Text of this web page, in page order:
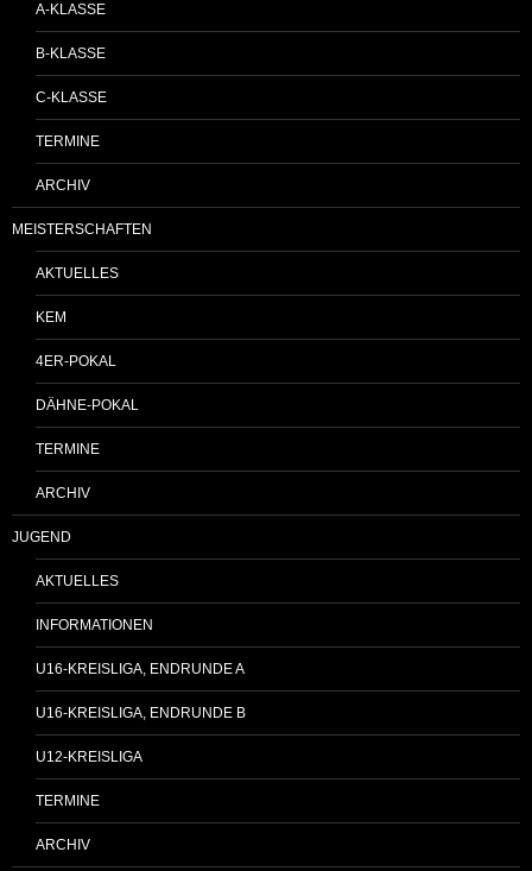
A-KLASSE
B-KLASSE
C-KLASSE
TERMINE
ARCHIV
MEISTERSCHAFTEN
AKTUELLES
KEM
4ER-POKAL
DÄHNE-POKAL
TERMINE
ARCHIV
JUGEND
AKTUELLES
INFORMATIONEN
U16-KREISLIGA, ENDRUNDE A
U16-KREISLIGA, ENDRUNDE B
U12-KREISLIGA
TERMINE
ARCHIV